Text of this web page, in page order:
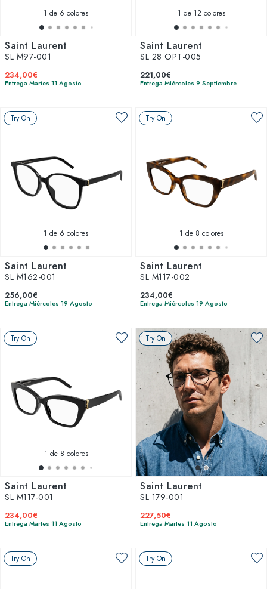
1 de 6 colores
Saint Laurent
SL M97-001
234,00€
Entrega Martes 11 Agosto
1 de 12 colores
Saint Laurent
SL 28 OPT-005
221,00€
Entrega Miércoles 9 Septiembre
Try On
1 de 6 colores
Saint Laurent
SL M162-001
256,00€
Entrega Miércoles 19 Agosto
Try On
1 de 8 colores
Saint Laurent
SL M117-002
234,00€
Entrega Miércoles 19 Agosto
Try On
1 de 8 colores
Saint Laurent
SL M117-001
234,00€
Entrega Martes 11 Agosto
Try On
Saint Laurent
SL 179-001
227,50€
Entrega Martes 11 Agosto
Try On Try On